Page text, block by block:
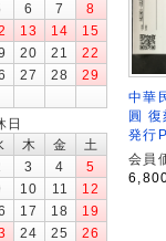
中華
圓 復
発行
会員
6 7
8
13 14
15
20 21
22
27 28
29
日
木 金
土
3 4
5
10 11
12
17 18
19
24 25
26